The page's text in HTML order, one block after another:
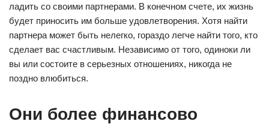
ладить со своими партнерами. В конечном счете, их жизнь
будет приносить им больше удовлетворения. Хотя найти
партнера может быть нелегко, гораздо легче найти того, кто
сделает вас счастливым. Независимо от того, одиноки ли
вы или состоите в серьезных отношениях, никогда не
поздно влюбиться.
Они более финансово